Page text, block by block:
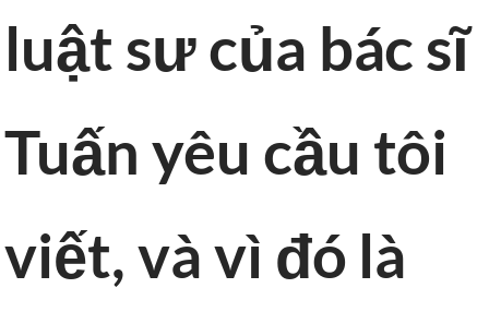
luật sư của bác sĩ
Tuấn yêu cầu tôi
viết, và vì đó là